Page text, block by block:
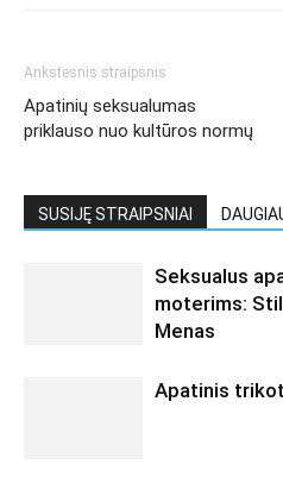
Ankstesnis straipsnis
Apatinių seksualumas
priklauso nuo kultūros normų
SUSIJĘ STRAIPSNIAI
Seksualus
moterims:
Menas
Apatinis